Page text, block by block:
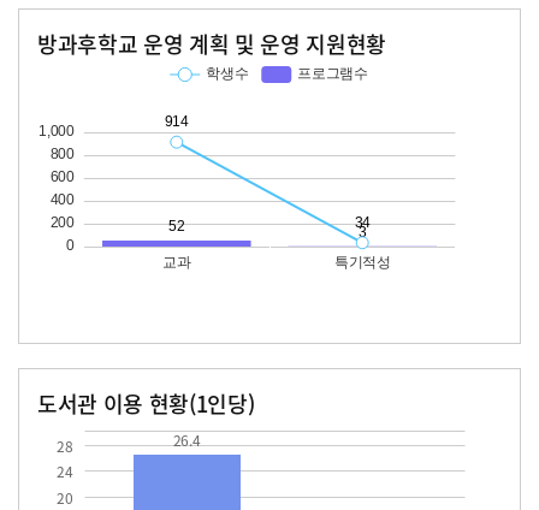
방과후학교 운영 계획 및 운영 지원현황
도서관 이용 현황(1인당)
20
24
28 26.4